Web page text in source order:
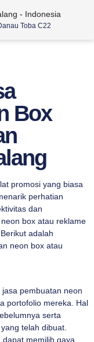
- Indonesia
Toba C22
Box
promosi yang biasa
perhatian
dan
box atau reklame
adalah
neon box atau
pembuatan neon
portofolio mereka. Hal
serta
telah dibuat.
memilih gaya